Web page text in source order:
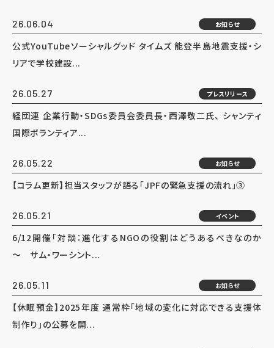
26.06.04 お知らせ
公式YouTubeソーシャルグッド タイムズ 能登半島地震支援・シ
リアで学校建設...
26.05.27 プレスリリース
経団連 企業行動・SDGs委員会委員長・西澤敬二氏、 シャンティ
国際ボランティア...
26.05.22 お知らせ
【コラム更新】担当スタッフが語る「JPFの緊急支援の流れ」③
26.05.21 イベント
6/12開催「対談：進化するNGOの役割はどうあるべきなのか
～ サム・ワーシント...
26.05.11 お知らせ
【休眠預金】2025年度 通常枠「地域の変化に対応できる支援体
制作り」の公募を開...